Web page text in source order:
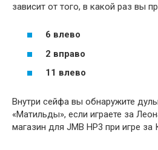
зависит от того, в какой раз вы
6 влево
2 вправо
11 влево
Внутри сейфа вы обнаружите
«Матильды», если играете за
магазин для JMB HP3 при игре за